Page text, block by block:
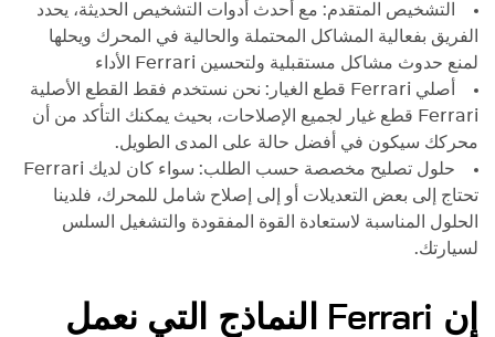
التشخيص المتقدم: مع أحدث أدوات التشخيص الحديثة، يحدد
الفريق بفعالية المشاكل المحتملة والحالية في المحرك ويحلها
لمنع حدوث مشاكل مستقبلية ولتحسين Ferrari
الأداء
أصلي Ferrari قطع الغيار: نحن نستخدم فقط القطع الأصلية
Ferrari قطع غيار لجميع الإصلاحات، بحيث يمكنك التأكد من أن
محركك سيكون في أفضل حالة على المدى الطويل.
حلول تصليح مخصصة حسب الطلب: سواء كان لديك Ferrari
تحتاج إلى بعض التعديلات أو إلى إصلاح شامل للمحرك، فلدينا
الحلول المناسبة لاستعادة القوة المفقودة والتشغيل السلس
لسيارتك.
إن Ferrari النماذج التي نعمل